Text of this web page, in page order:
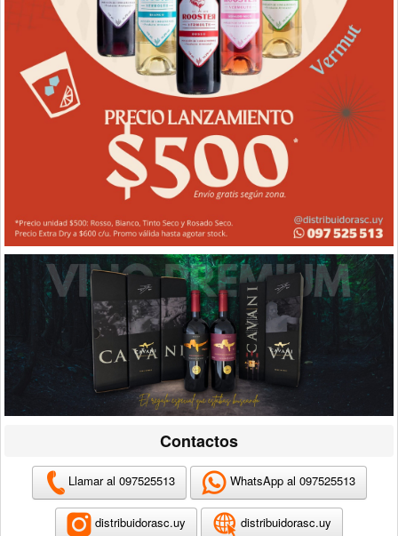
Contactos
Llamar al 097525513 WhatsApp al 097525513
distribuidorasc.uy distribuidorasc.uy